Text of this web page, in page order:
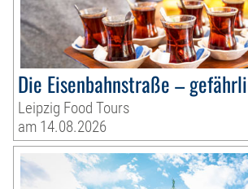
Die Eisenbahnstraße –
Leipzig Food Tours
am 14.08.2026